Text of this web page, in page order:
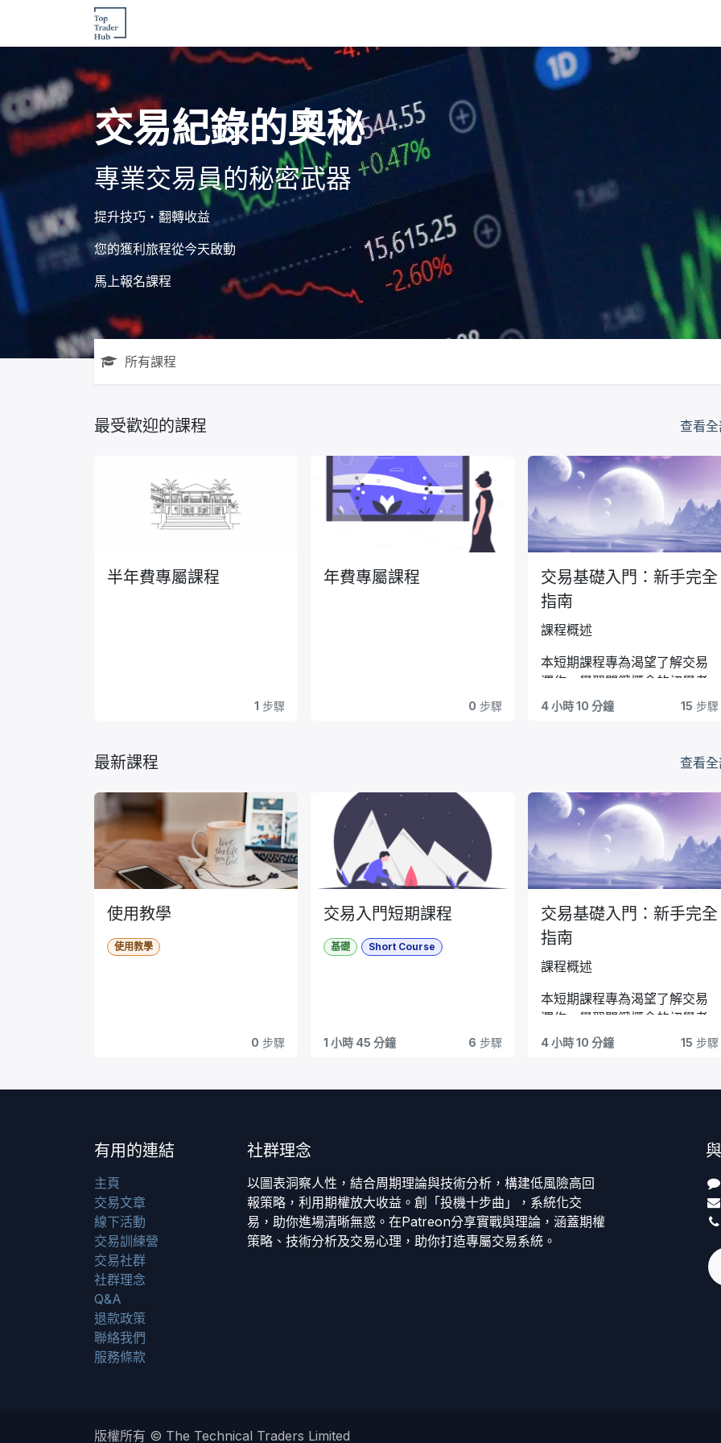
交易紀錄的奧秘
專業交易員的秘密武器
提升技巧・翻轉收益
您的獲利旅程從今天啟動
馬上報名課程
所有課程
查看
最受歡迎的課程
半年費專屬課程
1 步驟
年費專屬課程
0 步驟
交易基礎入門：新手完全
指南
課程概述
本短期課程專為渴望了解交易
運作、學習關鍵概念的初學者
設計，介紹金融市場交易的基
理解交易的本質與金融市
學習不同交易類型（如股
票、外匯、大宗商品）
掌握市場分析技巧的必備
知識
建立保護資金的風險管理
練習執行基礎交易策略與
決策制定
4 小時 10 分鐘 15 步驟
查看
最新課程
使用教學
使用教學
0 步驟
交易入門短期課程
基礎 Short Course
1 小時 45 分鐘 6 步驟
交易基礎入門：新手完全
指南
課程概述
本短期課程專為渴望了解交易
運作、學習關鍵概念的初學者
設計，介紹金融市場交易的基
學習不同交易類型（如股
掌握市場分析技巧的必備
知識
建立保護資金的風險管理
4 小時 10 分鐘 15 步驟
有用的連結
主頁
交易文章
線下活動
交易訓練營
交易社群
社群理念
Q&A
退款政策
聯絡我們
服務條款
社群理念
以圖表洞察人性，結合周期理論與技術分析，構建低風險高回
報策略，利用期權放大收益。創「投機十步曲」，系統化交
易，助你進場清晰無惑。在Patreon分享實戰與理論，涵蓋期權
策略、技術分析及交易心理，助你打造專屬交易系統。
版權所有 © The Technical Traders Limited